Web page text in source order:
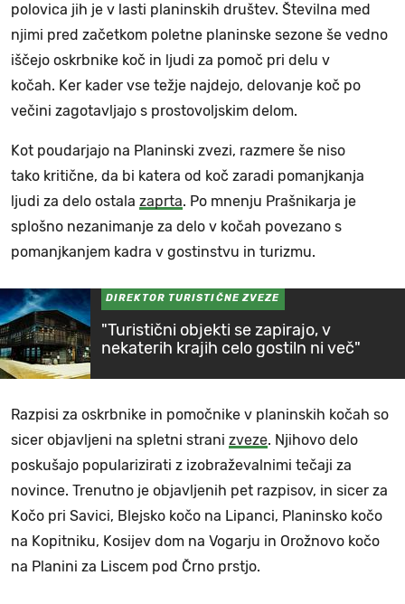
polovica jih je v lasti planinskih društev. Številna med
njimi pred začetkom poletne planinske sezone še vedno
iščejo oskrbnike koč in ljudi za pomoč pri delu v
kočah. Ker kader vse težje najdejo, delovanje koč po
večini zagotavljajo s prostovoljskim delom.
Kot poudarjajo na Planinski zvezi, razmere še niso
tako kritične, da bi katera od koč zaradi pomanjkanja
ljudi za delo ostala zaprta. Po mnenju Prašnikarja je
splošno nezanimanje za delo v kočah povezano s
pomanjkanjem kadra v gostinstvu in turizmu.
DIREKTOR TURISTIČNE ZVEZE
"Turistični objekti se zapirajo, v
nekaterih krajih celo gostiln ni več"
Razpisi za oskrbnike in pomočnike v planinskih kočah so
sicer objavljeni na spletni strani zveze. Njihovo delo
poskušajo popularizirati z izobraževalnimi tečaji za
novince. Trenutno je objavljenih pet razpisov, in sicer za
Kočo pri Savici, Blejsko kočo na Lipanci, Planinsko kočo
na Kopitniku, Kosijev dom na Vogarju in Orožnovo kočo
na Planini za Liscem pod Črno prstjo.